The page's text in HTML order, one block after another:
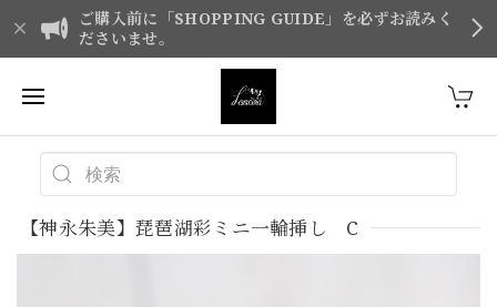
ご購入前に「SHOPPING GUIDE」を必ずお読みく
ださいませ。
【神永朱美】琵琶湖彩ミニ一輪挿し C